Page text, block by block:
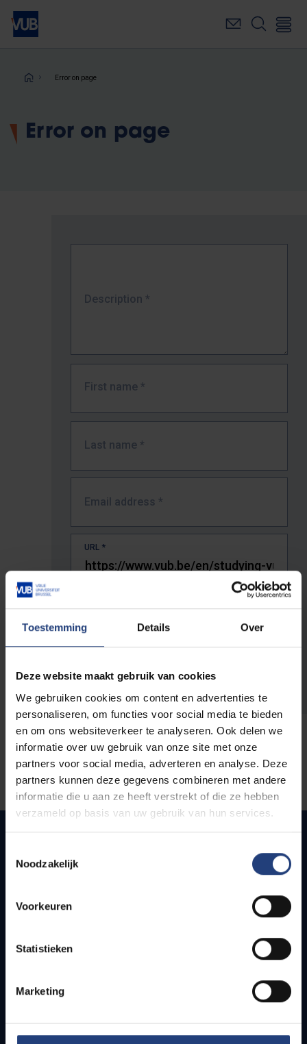
Toestemming Details Over
Deze website maakt gebruik van cookies
We gebruiken cookies om content en advertenties te
personaliseren, om functies voor social media te bieden
en om ons websiteverkeer te analyseren. Ook delen we
informatie over uw gebruik van onze site met onze
partners voor social media, adverteren en analyse. Deze
partners kunnen deze gegevens combineren met andere
informatie die u aan ze heeft verstrekt of die ze hebben
verzameld op basis van uw gebruik van hun services.
Noodzakelijk
Voorkeuren
Statistieken
Marketing
Skip
main
Breadcrumb
Error on page
Error on page
Description *
First name *
Last name *
Email address *
URL *
The full URL of the page where you encountered the error.
Quick links
How to get to the VUB campuses